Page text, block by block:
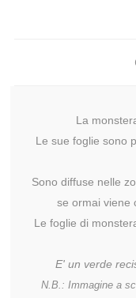
La
Le sue foglie sono
Sono diffuse nelle
se ormai viene
Le foglie di
E' un verde
N.B.: Immagine a